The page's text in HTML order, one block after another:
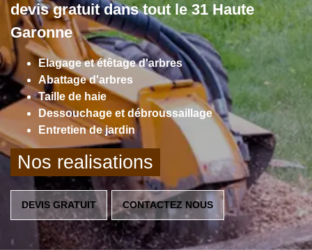
devis gratuit dans tout le 31 Haute
Garonne
Elagage et étêtage d'arbres
Abattage d'arbres
Taille de haie
Dessouchage et débroussaillage
Entretien de jardin
Nos realisations
DEVIS GRATUIT CONTACTEZ NOUS